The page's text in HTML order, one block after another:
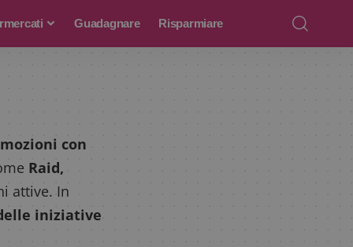
Guadagnare Risparmiare
con
Raid,
attive. In
iniziative